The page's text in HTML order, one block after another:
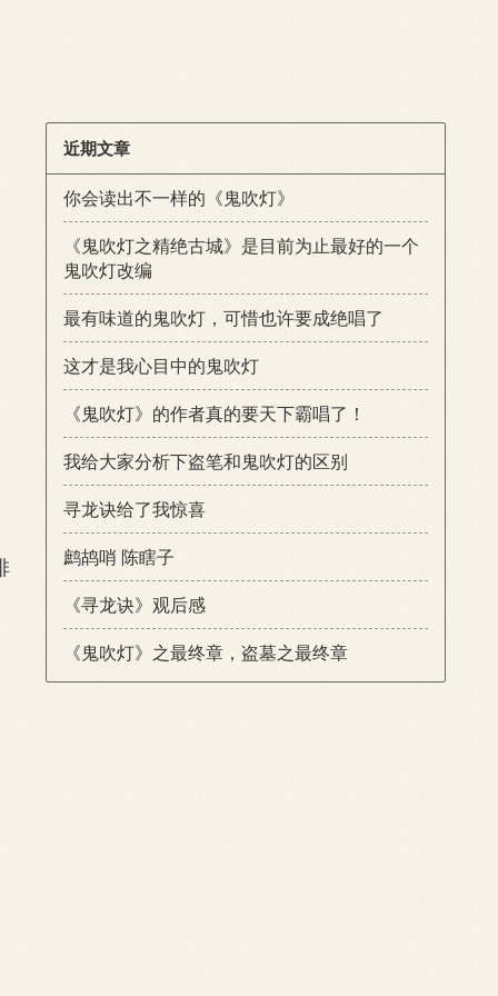
近期文章
你会读出不一样的《鬼吹灯》
《鬼吹灯之精绝古城》是目前为止最好的一个
鬼吹灯改编
最有味道的鬼吹灯，可惜也许要成绝唱了
这才是我心目中的鬼吹灯
《鬼吹灯》的作者真的要天下霸唱了！
我给大家分析下盗笔和鬼吹灯的区别
寻龙诀给了我惊喜
鹧鸪哨 陈瞎子
《寻龙诀》观后感
《鬼吹灯》之最终章，盗墓之最终章